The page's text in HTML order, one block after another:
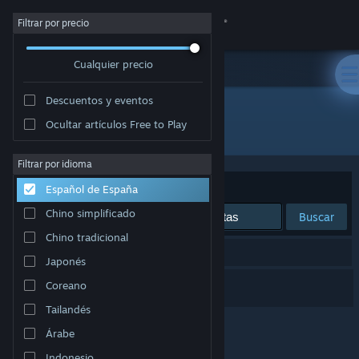
Iniciar sesión
Acerca de
Soporte
Cambiar idioma
Descargar Steam Mobile
Ver versión clásica
Filtrar por precio
Cualquier precio
Descuentos y eventos
Ocultar artículos Free to Play
Filtrar por idioma
Español de España
Chino simplificado
Chino tradicional
Japonés
Coreano
Tailandés
Árabe
Desarrollador: Vitar Games
Ordenar por Relevancia
Buscar